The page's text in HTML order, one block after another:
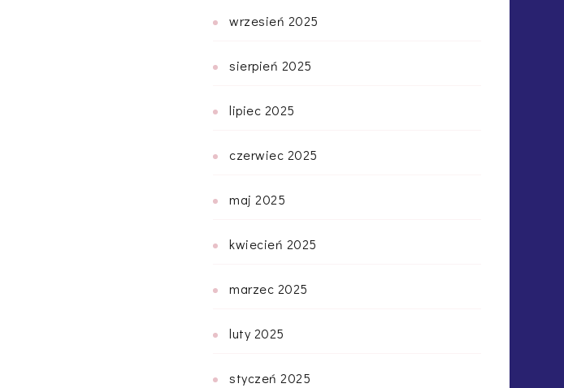
wrzesień 2025
sierpień 2025
lipiec 2025
czerwiec 2025
maj 2025
kwiecień 2025
marzec 2025
luty 2025
styczeń 2025